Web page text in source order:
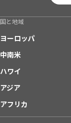
国と地域
ヨーロッパ
中南米
ハワイ
アジア
アフリカ